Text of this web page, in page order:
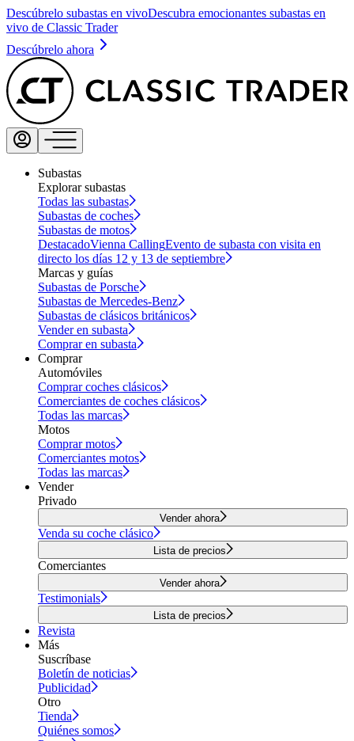
Descúbrelo subastas en vivoDescubra emocionantes subastas en
vivo de Classic Trader
Descúbrelo ahora
Subastas
Explorar subastas
Todas las subastas
Subastas de coches
Subastas de motos
DestacadoVienna CallingEvento de subasta con visita en
directo los días 12 y 13 de septiembre
Marcas y guías
Subastas de Porsche
Subastas de Mercedes-Benz
Subastas de clásicos británicos
Vender en subasta
Comprar en subasta
Comprar
Automóviles
Comprar coches clásicos
Comerciantes de coches clásicos
Todas las marcas
Motos
Comprar motos
Comerciantes motos
Todas las marcas
Vender
Privado
Vender ahora
Venda su coche clásico
Lista de precios
Comerciantes
Vender ahora
Testimonials
Lista de precios
Revista
Más
Suscríbase
Boletín de noticias
Publicidad
Otro
Tienda
Quiénes somos